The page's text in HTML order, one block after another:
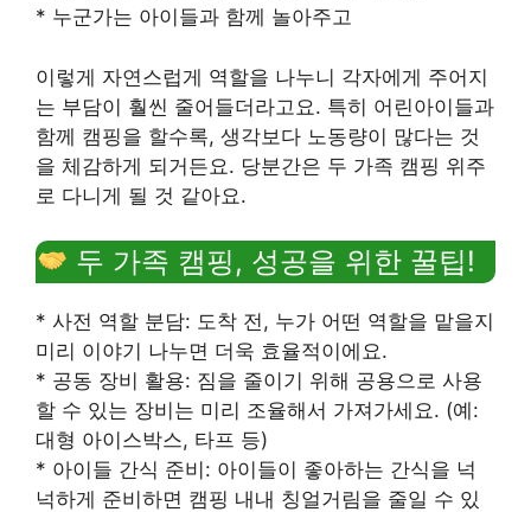
* 누군가는 아이들과 함께 놀아주고
이렇게 자연스럽게 역할을 나누니 각자에게 주어지
는 부담이 훨씬 줄어들더라고요. 특히 어린아이들과
함께 캠핑을 할수록, 생각보다 노동량이 많다는 것
을 체감하게 되거든요. 당분간은 두 가족 캠핑 위주
로 다니게 될 것 같아요.
두 가족 캠핑, 성공을 위한 꿀팁!
* 사전 역할 분담: 도착 전, 누가 어떤 역할을 맡을지
미리 이야기 나누면 더욱 효율적이에요.
* 공동 장비 활용: 짐을 줄이기 위해 공용으로 사용
할 수 있는 장비는 미리 조율해서 가져가세요. (예:
대형 아이스박스, 타프 등)
* 아이들 간식 준비: 아이들이 좋아하는 간식을 넉
넉하게 준비하면 캠핑 내내 칭얼거림을 줄일 수 있